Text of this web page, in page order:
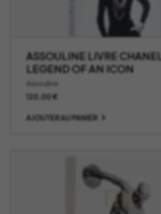
ASSOULINE LIVRE
LEGEND OF AN ICON
Assouline
120,00€
AJOUTER AU PANIER